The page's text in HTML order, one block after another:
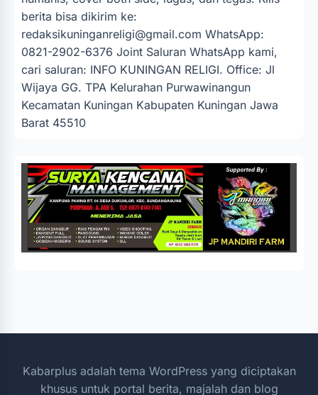
berita bisa dikirim ke:
redaksikuninganreligi@gmail.com WhatsApp:
0821-2902-6376 Joint Saluran WhatsApp kami,
cari saluran: INFO KUNINGAN RELIGI. Office: Jl
Wijaya GG. TPA Kelurahan Purwawinangun
Kecamatan Kuningan Kabupaten Kuningan Jawa
Barat 45510
Kabarplus adalah tema WordPress yang diciptakan
khusus untuk portal berita, majalah dan blog